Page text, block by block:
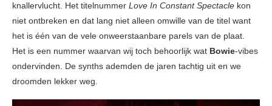
knallervlucht. Het titelnummer Love In Constant Spectacle kon
niet ontbreken en dat lang niet alleen omwille van de titel want
het is één van de vele onweerstaanbare parels van de plaat.
Het is een nummer waarvan wij toch behoorlijk wat Bowie-vibes
ondervinden. De synths ademden de jaren tachtig uit en we
droomden lekker weg.